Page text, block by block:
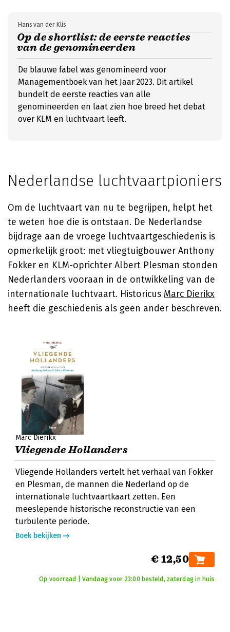
Op de shortlist: de eerste reacties
van de genomineerden
Hans van der Klis
De blauwe fabel was genomineerd voor
Managementboek van het Jaar 2023. Dit artikel
bundelt de eerste reacties van alle
genomineerden en laat zien hoe breed het debat
over KLM en luchtvaart leeft.
Nederlandse luchtvaartpioniers
Om de luchtvaart van nu te begrijpen, helpt het
te weten hoe die is ontstaan. De Nederlandse
bijdrage aan de vroege luchtvaartgeschiedenis is
opmerkelijk groot: met vliegtuigbouwer Anthony
Fokker en KLM-oprichter Albert Plesman stonden
Nederlanders vooraan in de ontwikkeling van de
internationale luchtvaart. Historicus Marc Dierikx
heeft die geschiedenis als geen ander beschreven.
Marc Dierikx
Vliegende Hollanders
Vliegende Hollanders vertelt het verhaal van Fokker
en Plesman, de mannen die Nederland op de
internationale luchtvaartkaart zetten. Een
meeslepende historische reconstructie van een
turbulente periode.
Boek bekijken
€ 12,50
Op voorraad | Vandaag voor 23:00 besteld, zaterdag in huis